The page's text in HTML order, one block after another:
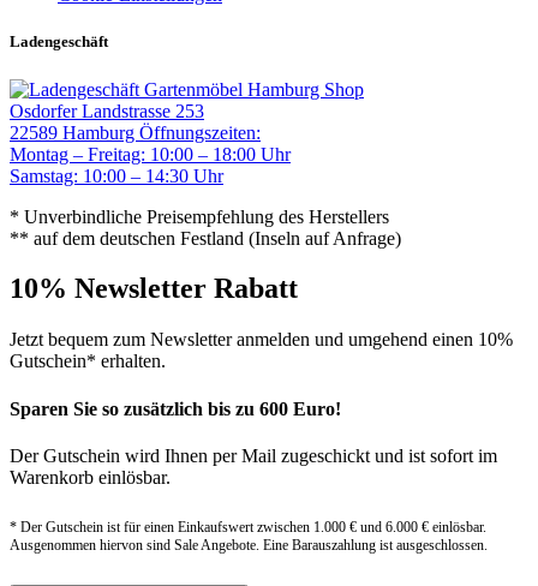
Ladengeschäft
Gartenmöbel Hamburg Shop
Osdorfer Landstrasse 253
22589 Hamburg Öffnungszeiten:
Montag – Freitag: 10:00 – 18:00 Uhr
Samstag: 10:00 – 14:30 Uhr
* Unverbindliche Preisempfehlung des Herstellers
** auf dem deutschen Festland (Inseln auf Anfrage)
10% Newsletter Rabatt
Jetzt bequem zum Newsletter anmelden und umgehend einen 10%
Gutschein* erhalten.
Sparen Sie so zusätzlich bis zu 600 Euro!
Der Gutschein wird Ihnen per Mail zugeschickt und ist sofort im
Warenkorb einlösbar.
* Der Gutschein ist für einen Einkaufswert zwischen 1.000 € und 6.000 € einlösbar.
Ausgenommen hiervon sind Sale Angebote. Eine Barauszahlung ist ausgeschlossen.